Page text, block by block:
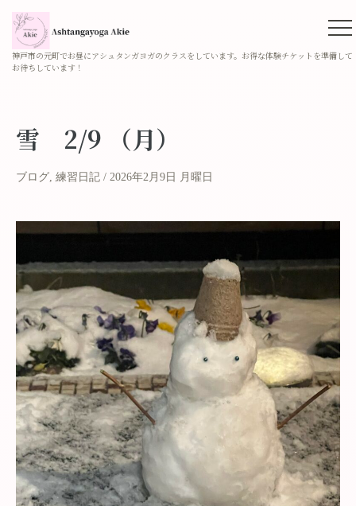
神戸市の元町でお昼にアシュタンガヨガのクラスをしています。お得な体験チケットを準備して
お待ちしています！
雪 2/9 （月）
ブログ, 練習日記 2026年2月9日 月曜日